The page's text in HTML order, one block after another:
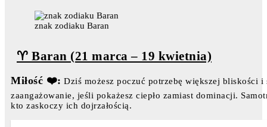
znak zodiaku Baran
♈ Baran (21 marca – 19 kwietnia)
Miłość ❤️: Dziś możesz poczuć potrzebę większej bliskości
zaangażowanie, jeśli pokażesz ciepło zamiast dominacji.
kto zaskoczy ich dojrzałością.